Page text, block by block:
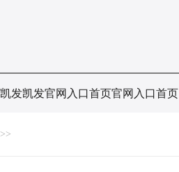
凯发凯发官网入口首页官网入口首页
>>